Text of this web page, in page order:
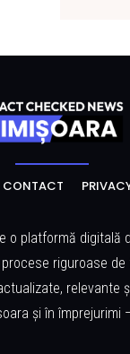
CONTACT
o platformă digitală
riguroase de
relevante
și în împrejurimi